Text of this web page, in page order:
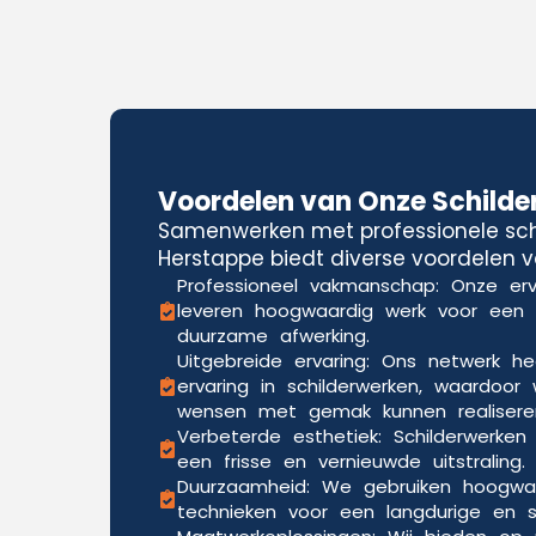
Voordelen van Onze
Samenwerken met professionele
Herstappe biedt diverse voordelen
Professioneel vakmanschap: Onze
leveren hoogwaardig werk voor een
duurzame afwerking.
Uitgebreide ervaring: Ons netwerk
ervaring in schilderwerken, waardoor
wensen met gemak kunnen
Verbeterde esthetiek:
een frisse en vernieuwde uitstraling.
Duurzaamheid: We gebruiken
technieken voor een langdurige en